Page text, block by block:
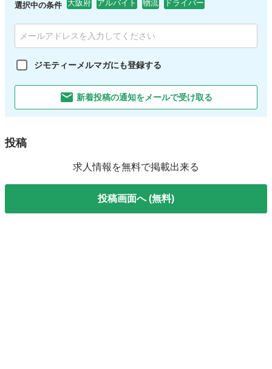
選択中の条件 大阪府 アルバイト 物流 ドライバー
ジモティーメルマガにも登録する
新着投稿の通知をメールで受け取る
投稿
求人情報を無料で掲載出来る
投稿画面へ (無料)